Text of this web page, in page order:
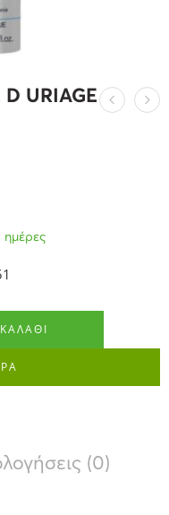
D URIAGE
(0)